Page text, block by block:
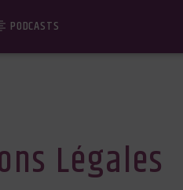
PODCASTS
Légales